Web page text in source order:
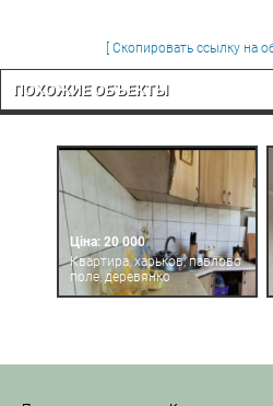
[ Скопировать ссылку на
ПОХОЖИЕ ОБЪЕКТЫ
Ціна: 20 000
Квартира, харьков, павлово
поле, деревянко